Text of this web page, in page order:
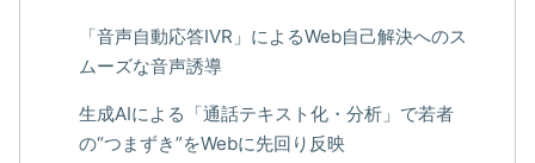
「音声自動応答IVR」によるWeb自己解決へのス
ムーズな音声誘導
生成AIによる「通話テキスト化・分析」で若者
の“つまずき”をWebに先回り反映